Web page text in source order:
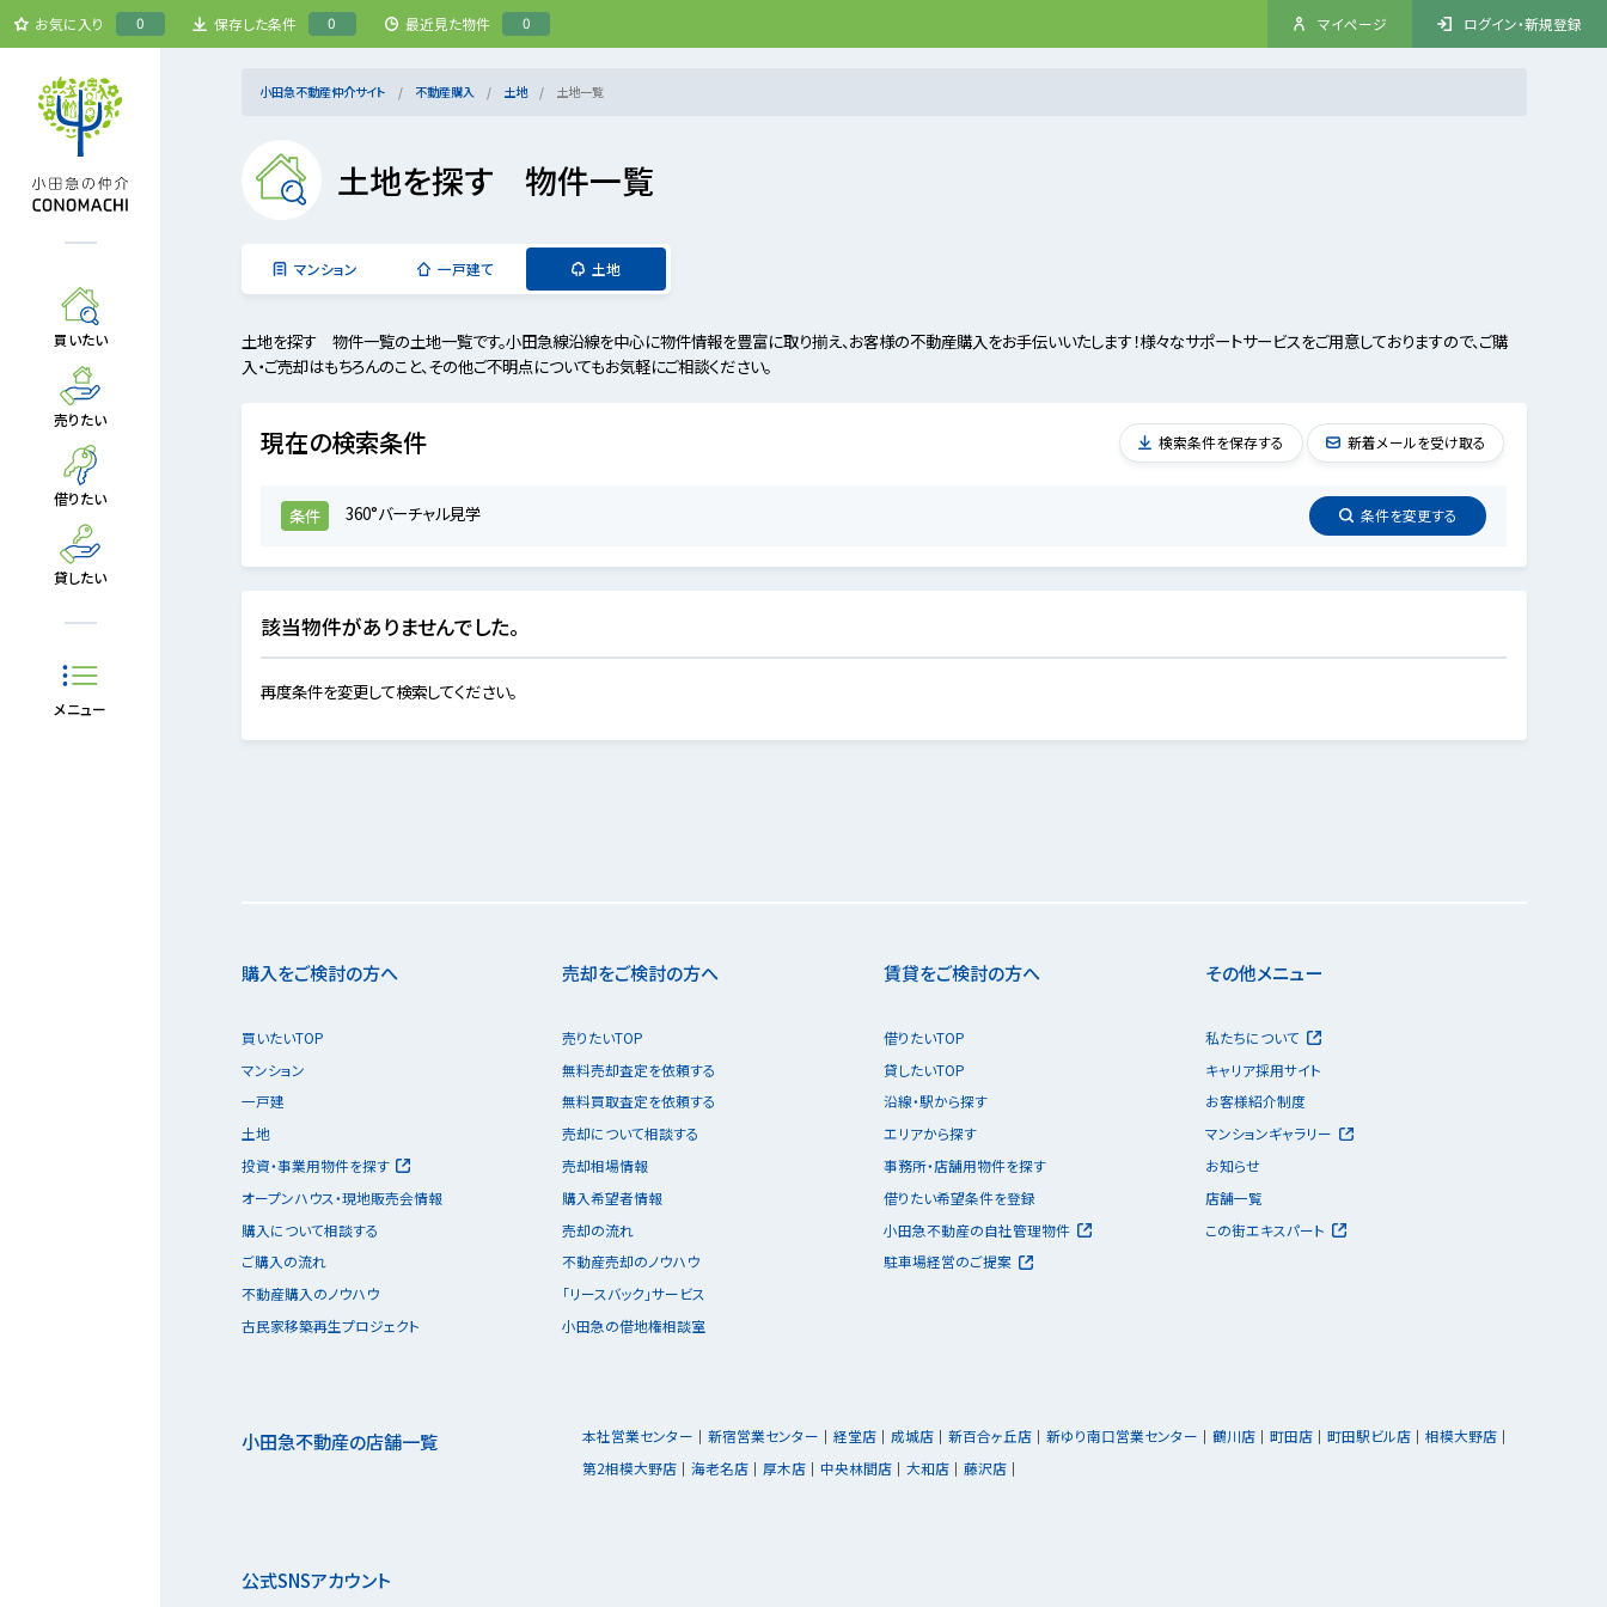
お気に入り 0 保存した条件 0 最近見た物件 0 マイページ ログイン・新規登録
買いたい
売りたい
借りたい
貸したい
メニュー
小田急不動産仲介サイト 不動産購入 土地 土地一覧
土地を探す 物件一覧
マンション 一戸建て 土地
土地を探す 物件一覧の土地一覧です。小田急線沿線を中心に物件情報を豊富に取り揃え、お客様の不動産購入をお手伝いいたします！様々なサポートサービスをご用意しておりますので、ご購
入・ご売却はもちろんのこと、その他ご不明点についてもお気軽にご相談ください。
現在の検索条件
条件 360°バーチャル見学 条件を変更する
検索条件を保存する 新着メールを受け取る
該当物件がありませんでした。
再度条件を変更して検索してください。
購入をご検討の方へ
買いたいTOP
マンション
一戸建
土地
投資・事業用物件を探す
オープンハウス・現地販売会情報
購入について相談する
ご購入の流れ
不動産購入のノウハウ
古民家移築再生プロジェクト
売却をご検討の方へ
売りたいTOP
無料売却査定を依頼する
無料買取査定を依頼する
売却について相談する
売却相場情報
購入希望者情報
売却の流れ
不動産売却のノウハウ
「リースバック」サービス
小田急の借地権相談室
賃貸をご検討の方へ
借りたいTOP
貸したいTOP
沿線・駅から探す
エリアから探す
事務所・店舗用物件を探す
借りたい希望条件を登録
小田急不動産の自社管理物件
駐車場経営のご提案
その他メニュー
私たちについて
キャリア採用サイト
お客様紹介制度
マンションギャラリー
お知らせ
店舗一覧
この街エキスパート
小田急不動産の店舗一覧 本社営業センター 新宿営業センター 経堂店 成城店 新百合ヶ丘店 新ゆり南口営業センター 鶴川店 町田店 町田駅ビル店
相模大野店
第2相模大野店
海老名店 厚木店 中央林間店 大和店 藤沢店
公式SNSアカウント